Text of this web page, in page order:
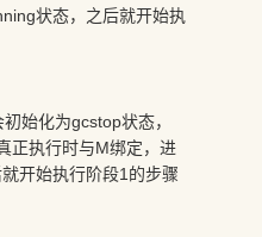
状态，之后就开始执
始化为gcstop状态，
正执行时与M绑定，进
开始执行阶段1的步骤